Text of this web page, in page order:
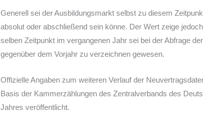
Generell sei der Ausbildungsmarkt selbst zu diesem
absolut oder abschließend sein könne. Der Wert zeige
selben Zeitpunkt im vergangenen Jahr sei bei der Abfrage
gegenüber dem Vorjahr zu verzeichnen gewesen.
Offizielle Angaben zum weiteren Verlauf der
Basis der Kammerzählungen des Zentralverbands des
Jahres veröffentlicht.